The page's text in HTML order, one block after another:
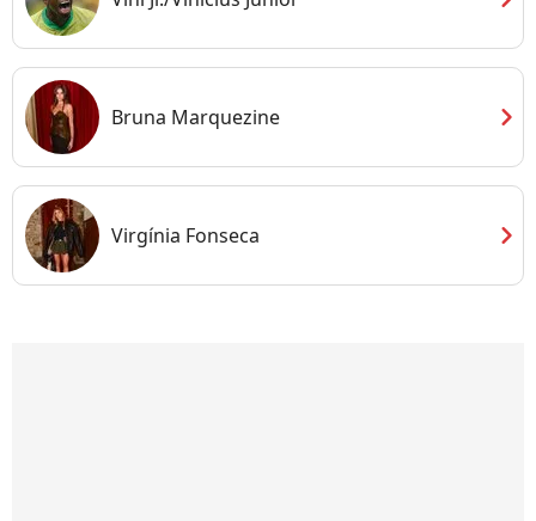
Bruna Marquezine chevron_right
Virgínia Fonseca chevron_right